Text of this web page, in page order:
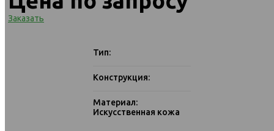
Заказать
Тип:
Конструкция:
Материал:
Искусственная кожа